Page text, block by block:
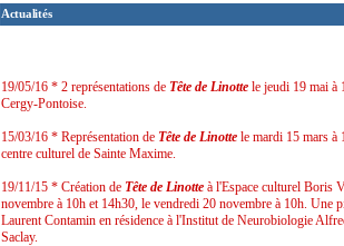
Actualités
19/05/16 * 2 représentations de Tête de Linotte le jeudi 19 mai à
Cergy-Pontoise.
15/03/16 * Représentation de Tête de Linotte le mardi 15 mars à
centre culturel de Sainte Maxime.
19/11/15 * Création de Tête de Linotte à l'Espace culturel Boris
novembre à 10h et 14h30, le vendredi 20 novembre à 10h. Une
Laurent Contamin en résidence à l'Institut de Neurobiologie
Saclay.